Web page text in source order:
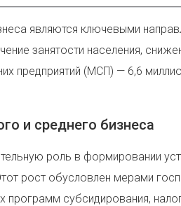
являются ключевыми
занятости населения,
предприятий (МСП) — 6,6
и среднего бизнеса
роль в формировании
рост обусловлен мерами
программ субсидирования,